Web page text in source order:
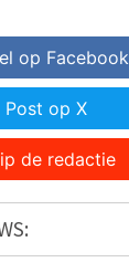
op Facebook
Post op X
de redactie